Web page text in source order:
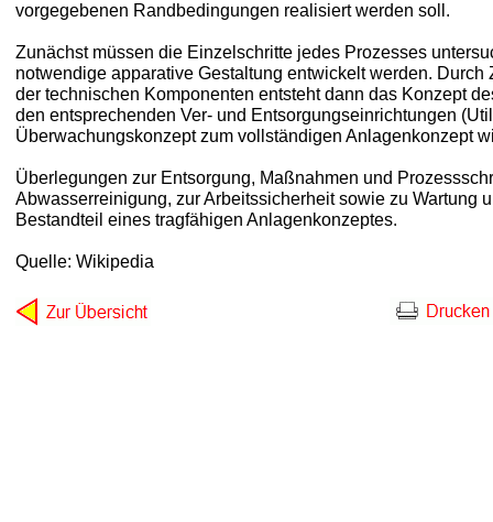
vorgegebenen Randbedingungen realisiert werden soll.
Zunächst müssen die Einzelschritte jedes Prozesses
notwendige apparative Gestaltung entwickelt werden.
der technischen Komponenten entsteht dann das Konzept
den entsprechenden Ver- und Entsorgungseinrichtungen
Überwachungskonzept zum vollständigen Anlagenkonzept
Überlegungen zur Entsorgung, Maßnahmen und
Abwasserreinigung, zur Arbeitssicherheit sowie zu Wartung
Bestandteil eines tragfähigen Anlagenkonzeptes.
Quelle: Wikipedia